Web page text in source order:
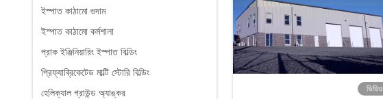
ইস্পাত কাঠামো গুদাম
ইস্পাত কাঠামো কর্মশালা
প্রাক ইঞ্জিনিয়ারিং ইস্পাত বিল্ডিং
প্রিফ্যাব্রিকেটেড মাল্টি স্টোরি বিল্ডিং
হেলিক্যাল গ্রাউন্ড অ্যাঙ্কর
ভিডিও